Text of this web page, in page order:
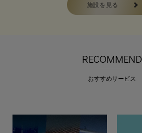
施設を見る
RECOMMEND
おすすめサービス